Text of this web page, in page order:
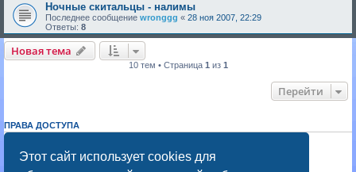
Этот сайт использует cookies для
Ночные скитальцы - налимы
Последнее сообщение wronggg « 28 ноя 2007, 22:29
Ответы: 8
Новая тема
10 тем • Страница 1 из 1
Перейти
ПРАВА ДОСТУПА
не можете
отвечать на сообщения
не можетередактировать свои сообщения